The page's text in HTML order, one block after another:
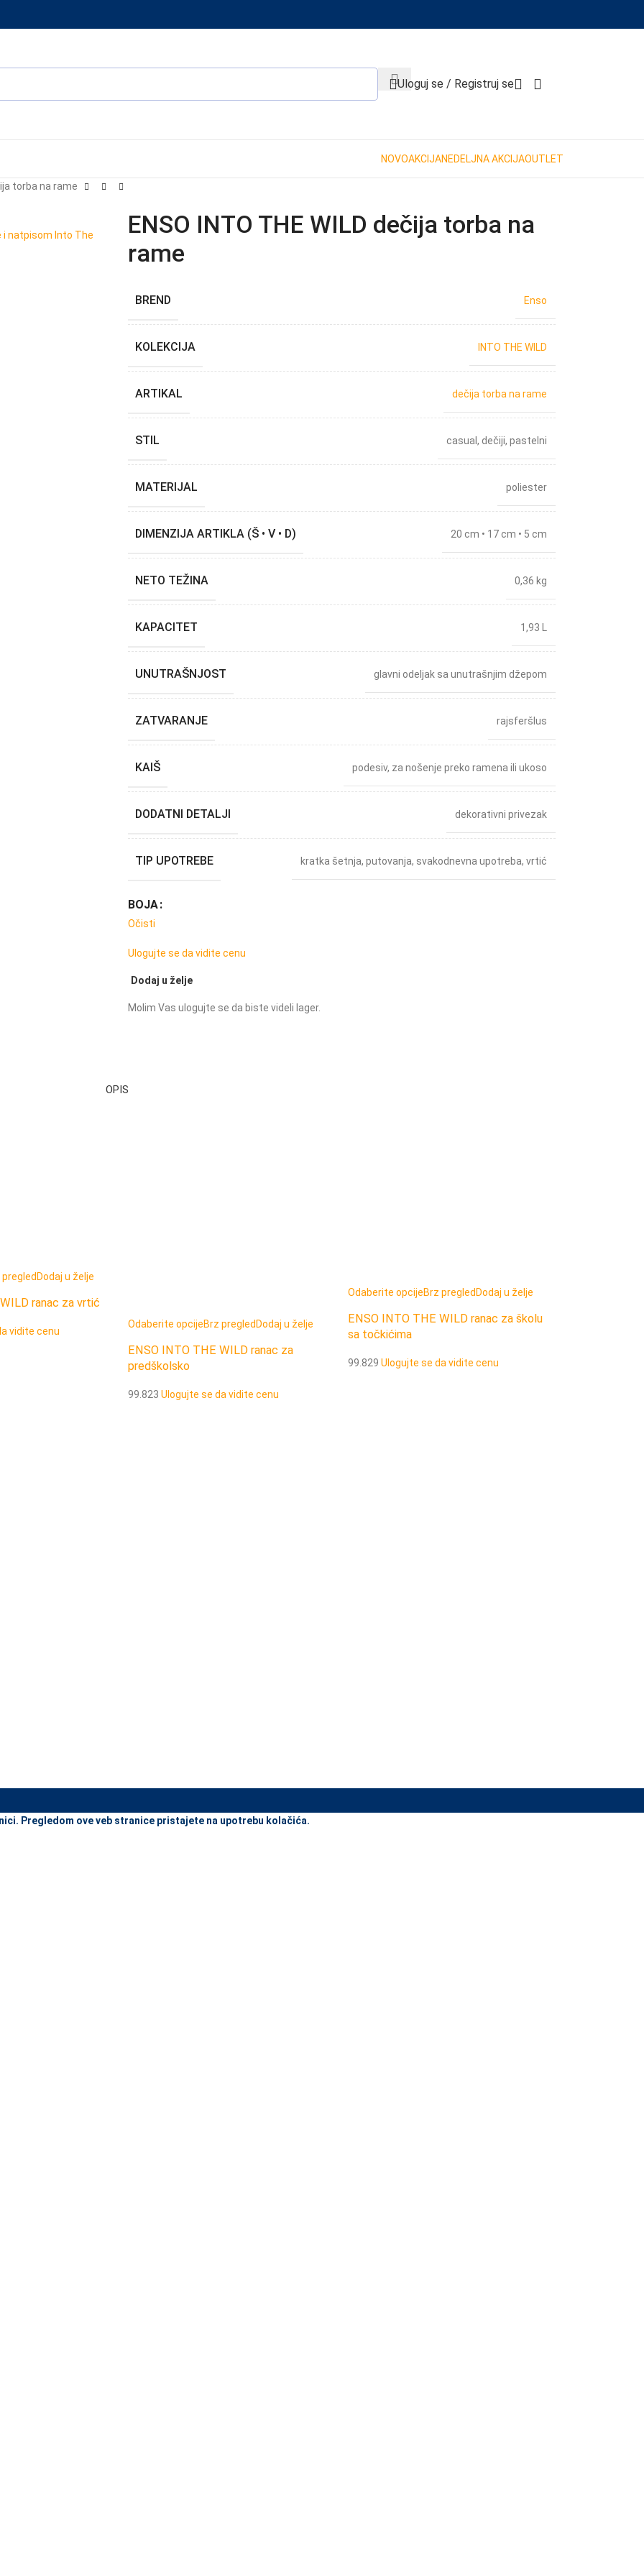
When autocomplete results are available use up and
Uloguj se / Registruj se
NOVOAKCIJANEDELJNA AKCIJAOUTLET
torba na rame
ENSO INTO THE WILD dečija torba na
rame
BREND Enso
KOLEKCIJA INTO THE WILD
ARTIKAL dečija torba na rame
STIL casual , dečiji, pastelni
MATERIJAL poliester
DIMENZIJA ARTIKLA (Š • V • D) 20 cm • 17 cm • 5 cm
NETO TEŽINA 0,36 kg
KAPACITET 1,93 L
UNUTRAŠNJOST glavni odeljak sa unutrašnjim džepom
ZATVARANJE rajsferšlus
KAIŠ podesiv, za nošenje preko ramena ili ukoso
DODATNI DETALJI dekorativni privezak
TIP UPOTREBE kratka šetnja, putovanja, svakodnevna upotreba, vrtić
BOJA
Očisti
Ulogujte se da vidite cenu
Dodaj u želje
Molim Vas ulogujte se da biste videli lager.
OPIS
pregled Dodaj u želje
ranac za vrtić
vidite cenu
Odaberite opcijeBrz pregled Dodaj u želje
ENSO INTO THE WILD ranac za
predškolsko
99.823 Ulogujte se da vidite cenu
Odaberite opcijeBrz pregled Dodaj u želje
ENSO INTO THE WILD ranac za školu
sa točkićima
99.829 Ulogujte se da vidite cenu
and enter to go to the desired page. Touch device users, explore by touch or with swipe gestures.
Pregledom ove veb stranice pristajete na upotrebu kolačića.